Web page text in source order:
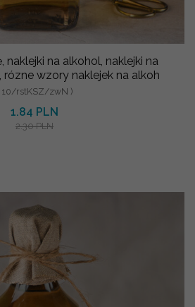
naklejki na alkohol, naklejki na
rózne wzory naklejek na alkoh
10/rstKSZ/zwN )
1.84 PLN
2.30 PLN